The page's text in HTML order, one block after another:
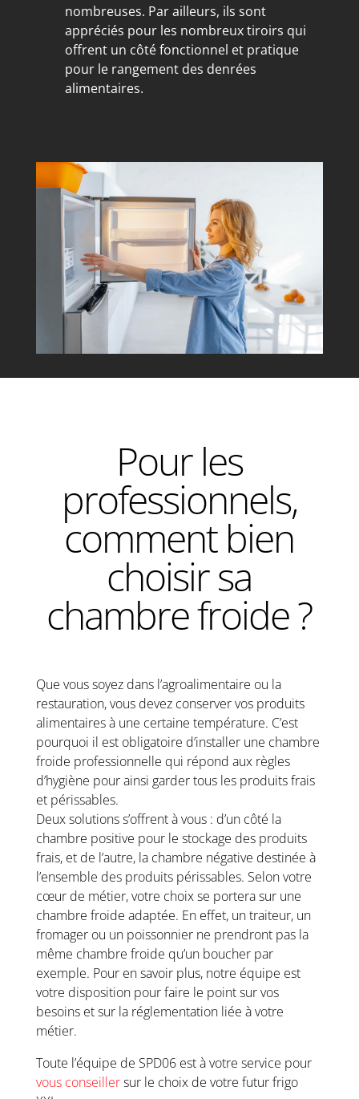
nombreuses. Par ailleurs, ils sont
appréciés pour les nombreux tiroirs qui
offrent un côté fonctionnel et pratique
pour le rangement des denrées
alimentaires.
Pour les
professionnels,
comment bien
choisir sa
chambre froide ?
Que vous soyez dans l’agroalimentaire ou la
restauration, vous devez conserver vos produits
alimentaires à une certaine température. C’est
pourquoi il est obligatoire d’installer une chambre
froide professionnelle qui répond aux règles
d’hygiène pour ainsi garder tous les produits frais
et périssables.
Deux solutions s’offrent à vous : d’un côté la
chambre positive pour le stockage des produits
frais, et de l’autre, la chambre négative destinée à
l’ensemble des produits périssables. Selon votre
cœur de métier, votre choix se portera sur une
chambre froide adaptée. En effet, un traiteur, un
fromager ou un poissonnier ne prendront pas la
même chambre froide qu’un boucher par
exemple. Pour en savoir plus, notre équipe est
votre disposition pour faire le point sur vos
besoins et sur la réglementation liée à votre
métier.
Toute l’équipe de SPD06 est à votre service pour
vous conseillersur le choix de votre futur frigo